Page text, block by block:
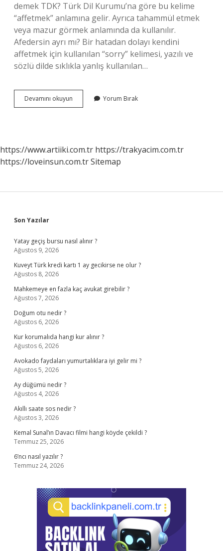
demek TDK? Türk Dil Kurumu’na göre bu kelime
“affetmek” anlamına gelir. Ayrıca tahammül etmek
veya mazur görmek anlamında da kullanılır.
Afedersin ayrı mı? Bir hatadan dolayı kendini
affetmek için kullanılan “sorry” kelimesi, yazılı ve
sözlü dilde sıklıkla yanlış kullanılan…
Devamını okuyun
Mi
Yorum Bırak
https://www.artiiki.com.tr https://trakyacim.com.tr
https://loveinsun.com.trSitemap
Sidebar
Son Yazılar
Yatay geçiş bursu nasıl alınır ?
Ağustos 9, 2026
Kuveyt Türk kredi kartı 1 ay gecikirse ne olur ?
Ağustos 8, 2026
Mahkemeye en fazla kaç avukat girebilir ?
Ağustos 7, 2026
Doğum otu nedir ?
Ağustos 6, 2026
Kur korumalıda hangi kur alınır ?
Ağustos 6, 2026
Avokado faydaları yumurtalıklara iyi gelir mi ?
Ağustos 5, 2026
Ay düğümü nedir ?
Ağustos 4, 2026
Akıllı saate sos nedir ?
Ağustos 3, 2026
Kemal Sunal’ın Davacı filmi hangi köyde çekildi ?
Temmuz 25, 2026
6’ncı nasıl yazılır ?
Temmuz 24, 2026